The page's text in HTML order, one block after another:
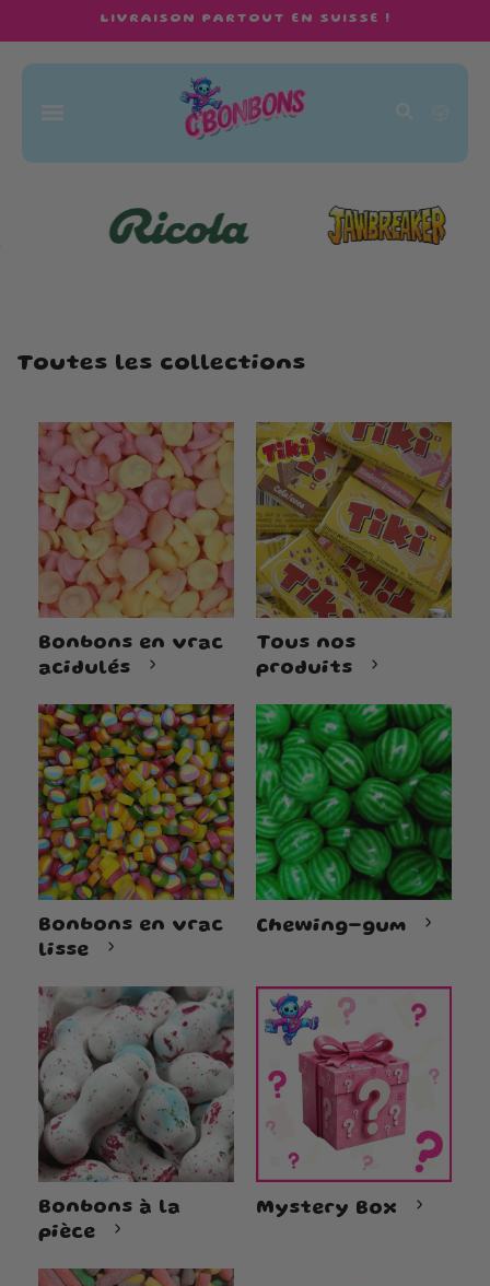
au
contenu
LIVRAISON PARTOUT EN SUISSE !
Panier
Toutes les collections
Bonbons en vrac
acidulés
Tous nos
produits
Bonbons en vrac
lisse
Chewing-gum
Bonbons à la
pièce
Mystery Box